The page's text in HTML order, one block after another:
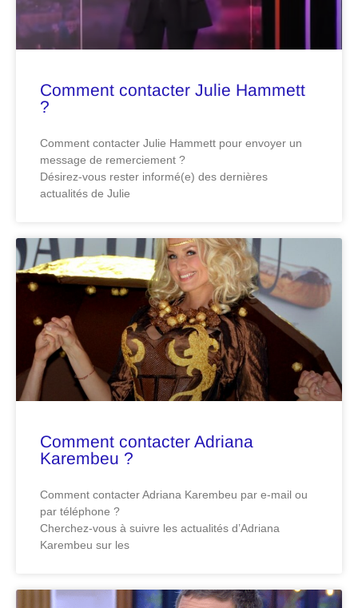
Comment contacter Julie Hammett
?
Comment contacter Julie Hammett pour envoyer un
message de remerciement ?
Désirez-vous rester informé(e) des dernières
actualités de Julie
Comment contacter Adriana
Karembeu ?
Comment contacter Adriana Karembeu par e-mail ou
par téléphone ?
Cherchez-vous à suivre les actualités d’Adriana
Karembeu sur les